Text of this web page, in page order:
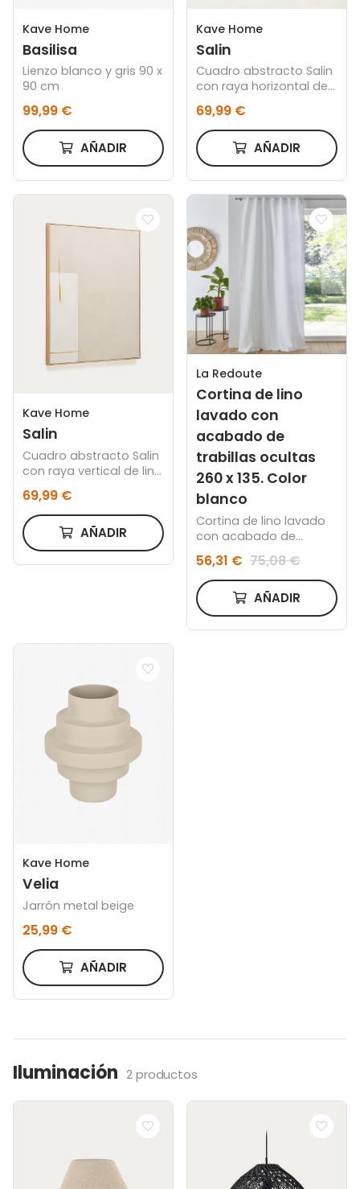
Kave Home
Basilisa
Lienzo blanco y gris 90 x
90 cm
99,99 €
AÑADIR
Kave Home
Salin
Cuadro abstracto Salin
con raya horizontal de
lino 80 x 100 cm
69,99 €
AÑADIR
Kave Home
Salin
Cuadro abstracto Salin
con raya vertical de lino
beige 80 x 100 cm
69,99 €
AÑADIR
La Redoute
Cortina de lino
lavado con
acabado de
trabillas ocultas
260 x 135. Color
blanco
Cortina de lino lavado
con acabado de
135. Color blanco
56,31 € 75,08 €
AÑADIR
Kave Home
Velia
Jarrón metal beige
25,99 €
AÑADIR
Iluminación 2 productos